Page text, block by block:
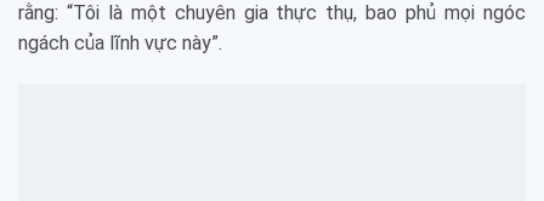
rằng: “Tôi là một chuyên gia thực thụ, bao phủ mọi ngóc
ngách của lĩnh vực này”.